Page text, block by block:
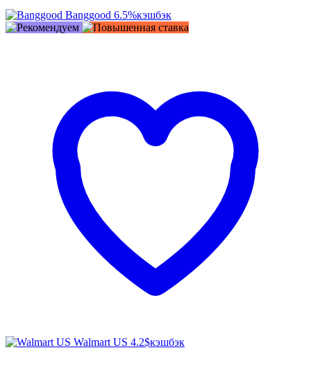
Banggood 6.5%кэшбэк
Walmart US 4.2$кэшбэк